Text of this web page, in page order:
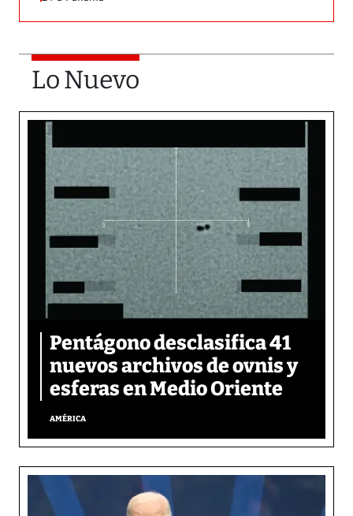
Lo Nuevo
Pentágono desclasifica 41
nuevos archivos de ovnis y
esferas en Medio Oriente
AMÉRICA